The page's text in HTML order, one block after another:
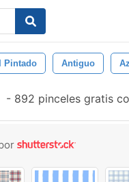
Pintado Antiguo
- 892 pinceles gratis